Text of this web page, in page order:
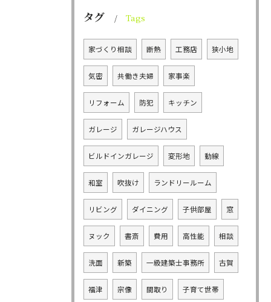
タグ Tags
家づくり相談 断熱 工務店 狭小地
気密 共働き夫婦 家事楽
リフォーム 防犯 キッチン
ガレージ ガレージハウス
ビルドインガレージ 変形地 動線
和室 吹抜け ランドリールーム
リビング ダイニング 子供部屋 窓
ヌック 書斎 費用 高性能 相談
洗面 新築 一級建築士事務所 古賀
福津 宗像 間取り 子育て世帯